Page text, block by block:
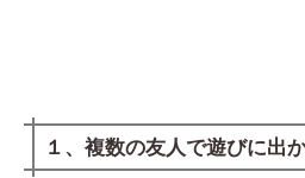
１、複数の友人で遊びに出